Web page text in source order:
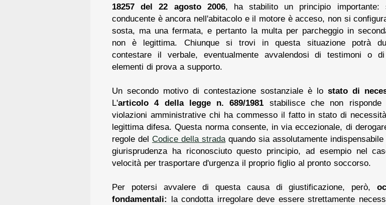
18257 del 22 agosto 2006, ha stabilito un principio importante:
conducente è ancora nell'abitacolo e il motore è acceso, non si
sosta, ma una fermata, e pertanto la multa per parcheggio in
non è legittima. Chiunque si trovi in questa situazione potrà
contestare il verbale, eventualmente avvalendosi di testimoni o
elementi di prova a supporto.
Un secondo motivo di contestazione sostanziale è lo stato di
L'articolo 4 della legge n. 689/1981 stabilisce che non risponde
violazioni amministrative chi ha commesso il fatto in stato di
legittima difesa. Questa norma consente, in via eccezionale, di
regole del Codice della strada quando sia assolutamente
giurisprudenza ha riconosciuto questo principio, ad esempio nel
velocità per trasportare d'urgenza il proprio figlio al pronto soccorso.
Per potersi avvalere di questa causa di giustificazione, però,
fondamentali: la condotta irregolare deve essere strettamente